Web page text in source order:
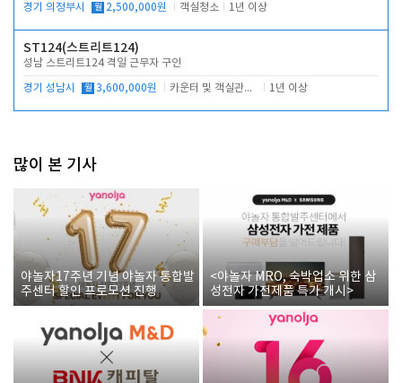
경기 의정부시 월 2,500,000원 객실청소 1년 이상
ST124(스트리트124)
성남 스트리트124 격일 근무자 구인
경기 성남시 월 3,600,000원 카운터 및 객실관리 전반 1년 이상
많이 본 기사
야놀자17주년 기념 야놀자 통합발
주센터 할인 프로모션 진행
<야놀자 MRO, 숙박업소 위한 삼
성전자 가전제품 특가 개시>